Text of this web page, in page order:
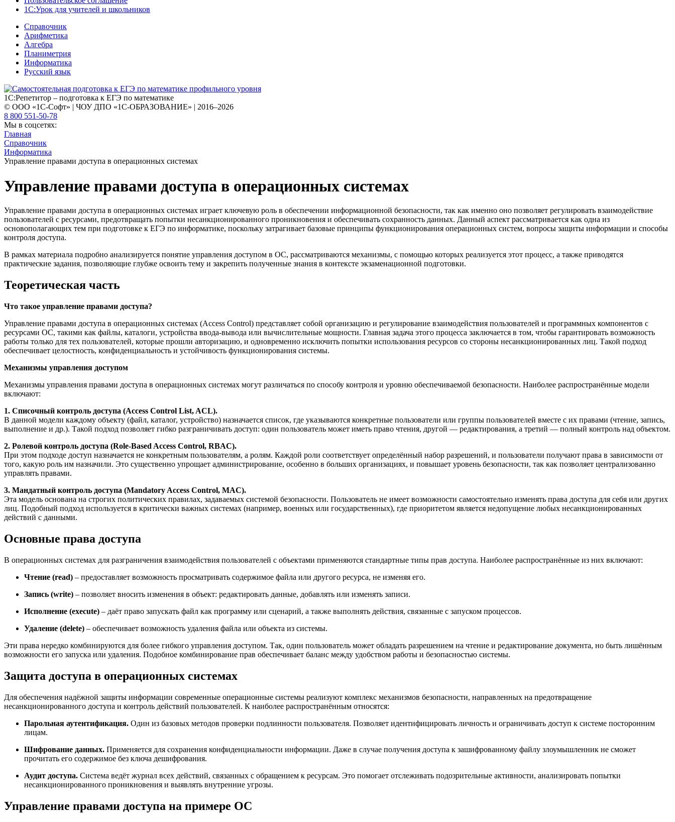
1С:Урок для учителей и школьников
Справочник
Арифметика
Алгебра
Планиметрия
Информатика
Русский язык
1С:Репетитор – подготовка к ЕГЭ по математике
© ООО «1С-Софт» | ЧОУ ДПО «1С-ОБРАЗОВАНИЕ» | 2016–2026
8 800 551-50-78
Мы в соцсетях:
Главная
Справочник
Информатика
Управление правами доступа в операционных системах
Управление правами доступа в операционных системах
Управление правами доступа в операционных системах играет ключевую роль в обеспечении информационной безопасности, так как именно оно позволяет регулировать взаимодействие
пользователей с ресурсами, предотвращать попытки несанкционированного проникновения и обеспечивать сохранность данных. Данный аспект рассматривается как одна из
основополагающих тем при подготовке к ЕГЭ по информатике, поскольку затрагивает базовые принципы функционирования операционных систем, вопросы защиты информации и способы
контроля доступа.
В рамках материала подробно анализируется понятие управления доступом в ОС, рассматриваются механизмы, с помощью которых реализуется этот процесс, а также приводятся
практические задания, позволяющие глубже освоить тему и закрепить полученные знания в контексте экзаменационной подготовки.
Теоретическая часть
Что такое управление правами доступа?
Управление правами доступа в операционных системах (Access Control) представляет собой организацию и регулирование взаимодействия пользователей и программных компонентов с
ресурсами ОС, такими как файлы, каталоги, устройства ввода-вывода или вычислительные мощности. Главная задача этого процесса заключается в том, чтобы гарантировать возможность
работы только для тех пользователей, которые прошли авторизацию, и одновременно исключить попытки использования ресурсов со стороны несанкционированных лиц. Такой подход
обеспечивает целостность, конфиденциальность и устойчивость функционирования системы.
Механизмы управления доступом
Механизмы управления правами доступа в операционных системах могут различаться по способу контроля и уровню обеспечиваемой безопасности. Наиболее распространённые модели
включают:
1. Списочный контроль доступа (Access Control List, ACL).
В данной модели каждому объекту (файл, каталог, устройство) назначается список, где указываются конкретные пользователи или группы пользователей вместе с их правами (чтение, запись,
выполнение и др.). Такой подход позволяет гибко разграничивать доступ: один пользователь может иметь право чтения, другой — редактирования, а третий — полный контроль над объектом.
2. Ролевой контроль доступа (Role-Based Access Control, RBAC).
При этом подходе доступ назначается не конкретным пользователям, а ролям. Каждой роли соответствует определённый набор разрешений, и пользователи получают права в зависимости от
того, какую роль им назначили. Это существенно упрощает администрирование, особенно в больших организациях, и повышает уровень безопасности, так как позволяет централизованно
управлять правами.
3. Мандатный контроль доступа (Mandatory Access Control, MAC).
Эта модель основана на строгих политических правилах, задаваемых системой безопасности. Пользователь не имеет возможности самостоятельно изменять права доступа для себя или других
лиц. Подобный подход используется в критически важных системах (например, военных или государственных), где приоритетом является недопущение любых несанкционированных
действий с данными.
Основные права доступа
В операционных системах для разграничения взаимодействия пользователей с объектами применяются стандартные типы прав доступа. Наиболее распространённые из них включают:
Чтение (read) – предоставляет возможность просматривать содержимое файла или другого ресурса, не изменяя его.
Запись (write) – позволяет вносить изменения в объект: редактировать данные, добавлять или изменять записи.
Исполнение (execute) – даёт право запускать файл как программу или сценарий, а также выполнять действия, связанные с запуском процессов.
Удаление (delete) – обеспечивает возможность удаления файла или объекта из системы.
Эти права нередко комбинируются для более гибкого управления доступом. Так, один пользователь может обладать разрешением на чтение и редактирование документа, но быть лишённым
возможности его запуска или удаления. Подобное комбинирование прав обеспечивает баланс между удобством работы и безопасностью системы.
Защита доступа в операционных системах
Для обеспечения надёжной защиты информации современные операционные системы реализуют комплекс механизмов безопасности, направленных на предотвращение
несанкционированного доступа и контроль действий пользователей. К наиболее распространённым относятся:
Парольная аутентификация. Один из базовых методов проверки подлинности пользователя. Позволяет идентифицировать личность и ограничивать доступ к системе посторонним
лицам.
Шифрование данных. Применяется для сохранения конфиденциальности информации. Даже в случае получения доступа к зашифрованному файлу злоумышленник не сможет
прочитать его содержимое без ключа дешифрования.
Аудит доступа. Система ведёт журнал всех действий, связанных с обращением к ресурсам. Это помогает отслеживать подозрительные активности, анализировать попытки
несанкционированного проникновения и выявлять внутренние угрозы.
Управление правами доступа на примере ОС